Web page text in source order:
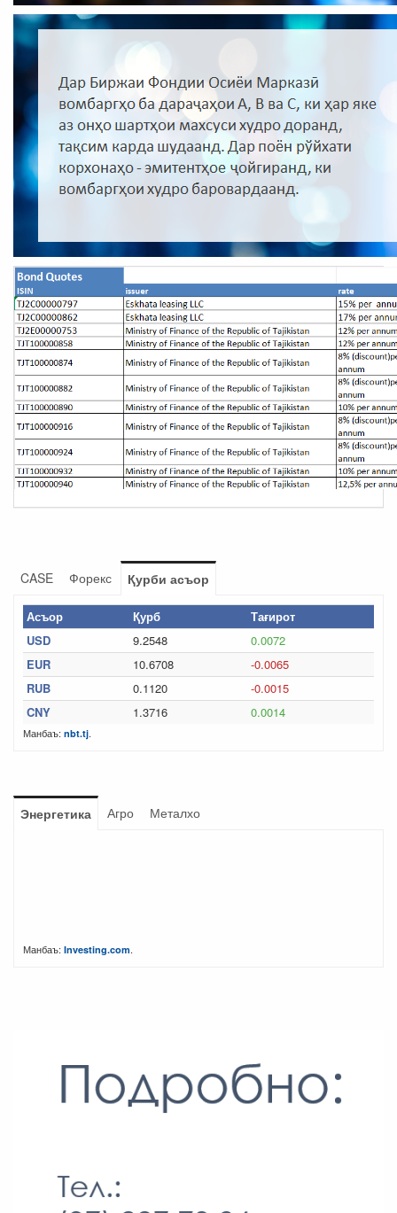
CASE Форекс Қурби асъор
Асъор Қурб
Тағирот
USD
9.2548
0.0072
EUR
10.6708
-0.0065
RUB
0.1120
-0.0015
CNY
1.3716 0.0014
Манбаъ: nbt.tj.
Энергетика Агро Металхо
Манбаъ: Investing.com.